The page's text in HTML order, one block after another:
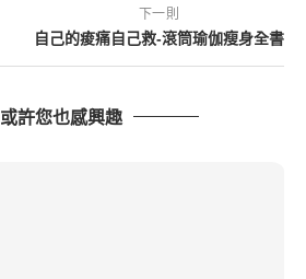
下一則
自己的痠痛自己救-滾筒瑜伽瘦身全書
或許您也感興趣